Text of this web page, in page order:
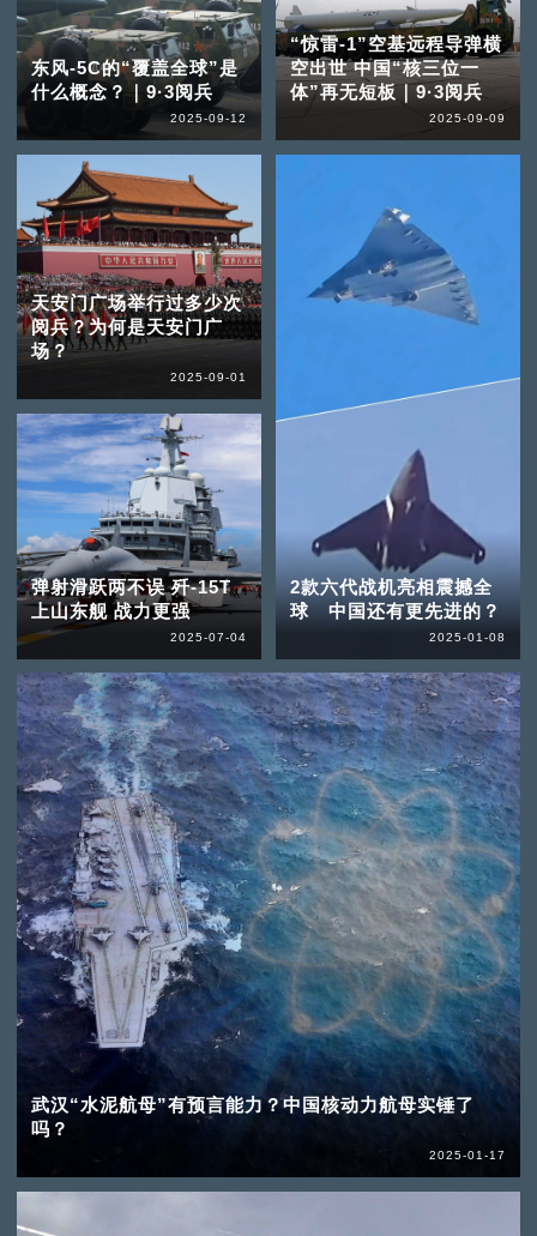
东风-5C的“覆盖全球”是
什么概念？｜9·3阅兵
2025-09-12
“惊雷-1”空基远程导弹横
空出世 中国“核三位一
体”再无短板｜9·3阅兵
2025-09-09
天安门广场举行过多少次
阅兵？为何是天安门广
场？
2025-09-01
弹射滑跃两不误 歼-15T
上山东舰 战力更强
2025-07-04
武汉“水泥航母”有预言能力？中国核动力航母实锤了
吗？
2025-01-17
2款六代战机亮相震撼全
球 中国还有更先进的？
2025-01-08